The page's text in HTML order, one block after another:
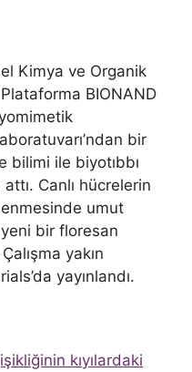
Kimya ve Organik
BIONAND
bir
bilimi ile biyotıbbı
Canlı hücrelerin
umut
bir floresan
yakın
yayınlandı.
kıyılardaki